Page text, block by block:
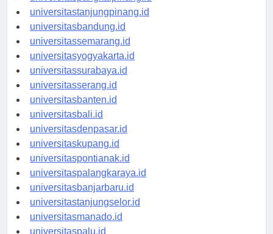
universitaspangkalpinang.id
universitastanjungpinang.id
universitasbandung.id
universitassemarang.id
universitasyogyakarta.id
universitassurabaya.id
universitasserang.id
universitasbanten.id
universitasbali.id
universitasdenpasar.id
universitaskupang.id
universitaspontianak.id
universitaspalangkaraya.id
universitasbanjarbaru.id
universitastanjungselor.id
universitasmanado.id